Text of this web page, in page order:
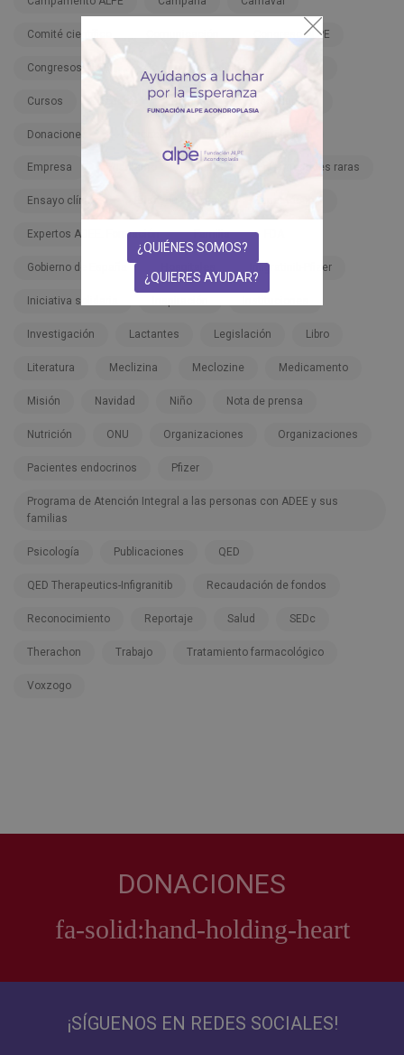
Comité científico Congreso ALPE
Congresos ALPE Congresos médicos Covid-19
Cursos Dignidad Discapacidad
Donaciones Educación inclusiva
Empresa Enano Enfermedades raras
Ensayo clínico
Expertos ADEE. Formación Familia
Gobierno de España Infigratinib-Pfizer
Iniciativa solidaria
Investigación Lactantes Legislación Libro
Literatura Meclizina Meclozine Medicamento
Misión Navidad Niño Nota de prensa
Nutrición ONU Organizaciones Organizaciones
Pacientes endocrinos Pfizer
Programa de Atención Integral a las personas con ADEE y sus
familias
Psicología Publicaciones QED
QED Therapeutics-Infigranitib Recaudación de fondos
Reconocimiento Reportaje Salud SEDc
Therachon Trabajo Tratamiento farmacológico
Voxzogo
DONACIONES
¡SÍGUENOS EN REDES SOCIALES!
¿QUIÉNES SOMOS?
¿QUIERES AYUDAR?